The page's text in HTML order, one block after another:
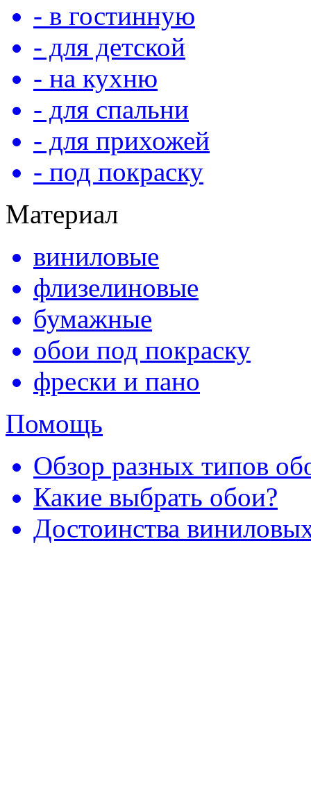
- в гостинную
- для детской
- на кухню
- для спальни
- для прихожей
- под покраску
Материал
виниловые
флизелиновые
бумажные
обои под покраску
фрески и пано
Помощь
Обзор разных типов
Какие выбрать обои?
Достоинства